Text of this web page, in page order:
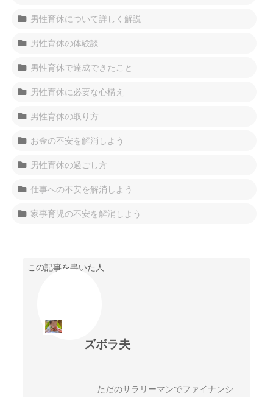
男性育休について詳しく解説
男性育休の体験談
男性育休で達成できたこと
男性育休に必要な心構え
男性育休の取り方
お金の不安を解消しよう
男性育休の過ごし方
仕事への不安を解消しよう
家事育児の不安を解消しよう
この記事を書いた人
ズボラ夫
ただのサラリーマンでファイナンシ